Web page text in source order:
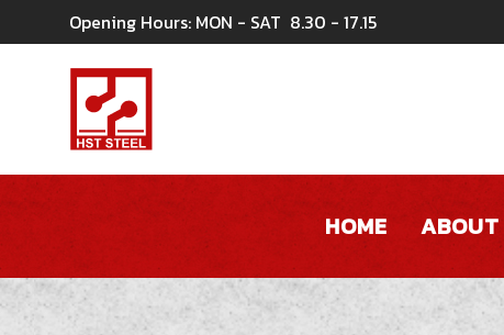
Opening Hours: MON - SAT 8.30 - 17.15
HOME ABOUT